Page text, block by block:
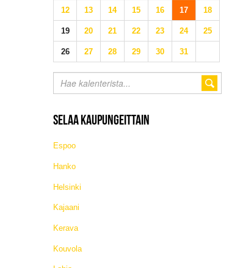
12 13 14 15 16 17 18
19 20 21 22 23 24 25
26 27 28 29 30 31
SELAA KAUPUNGEITTAIN
Espoo
Hanko
Helsinki
Kajaani
Kerava
Kouvola